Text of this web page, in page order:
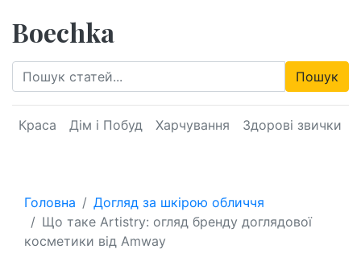
Boechka
Пошук
Краса Дім і Побуд Харчування Здорові звички
Головна
Догляд за шкірою обличчя
Що таке Artistry: огляд бренду доглядової
косметики від Amway